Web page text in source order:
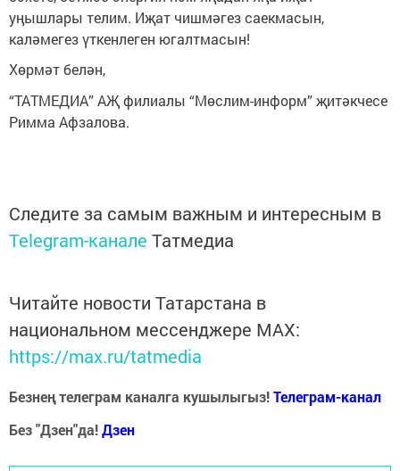
уңышлары телим. Иҗат чишмәгез саекмасын,
каләмегез үткенлеген югалтмасын!
Хөрмәт белән,
“ТАТМЕДИА” АҖ филиалы “Мөслим-информ” җитәкчесе
Римма Афзалова.
Следите за самым важным и интересным в
Telegram-канале Татмедиа
Читайте новости Татарстана в
национальном мессенджере MАХ:
https://max.ru/tatmedia
Безнең телеграм каналга кушылыгыз!Телеграм-канал
Без "Дзен"да!Дзен